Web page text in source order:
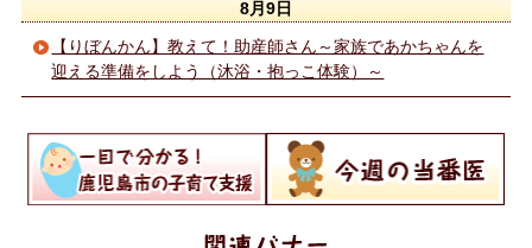
8月9日
【りぼんかん】教えて！助産師さん～家族であかちゃんを
迎える準備をしよう（沐浴・抱っこ体験）～